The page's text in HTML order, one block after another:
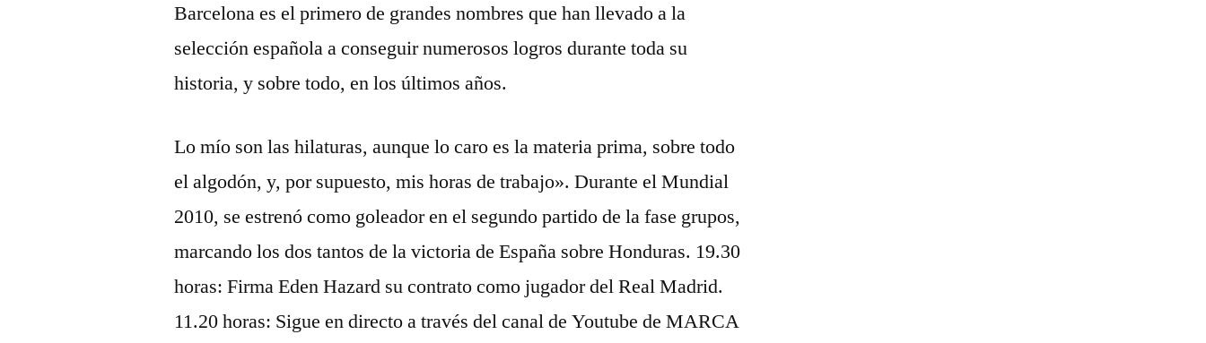
Barcelona es el primero de grandes nombres que han llevado a la
selección española a conseguir numerosos logros durante toda su
historia, y sobre todo, en los últimos años.
Lo mío son las hilaturas, aunque lo caro es la materia prima, sobre todo
el algodón, y, por supuesto, mis horas de trabajo». Durante el Mundial
2010, se estrenó como goleador en el segundo partido de la fase grupos,
marcando los dos tantos de la victoria de España sobre Honduras. 19.30
horas: Firma Eden Hazard su contrato como jugador del Real Madrid.
11.20 horas: Sigue en directo a través del canal de Youtube de MARCA